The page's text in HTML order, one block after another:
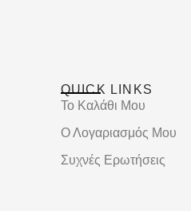
QUICK LINKS
Το Καλάθι Μου
Ο Λογαριασμός Μου
Συχνές Ερωτήσεις